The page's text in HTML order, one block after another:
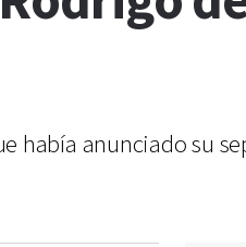
había anunciado su